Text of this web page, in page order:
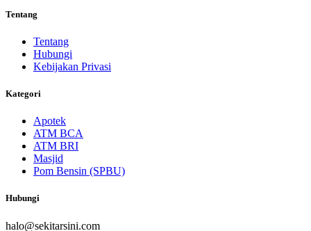
Tentang
Tentang
Hubungi
Kebijakan Privasi
Kategori
Apotek
ATM BCA
ATM BRI
Masjid
Pom Bensin (SPBU)
Hubungi
halo@sekitarsini.com